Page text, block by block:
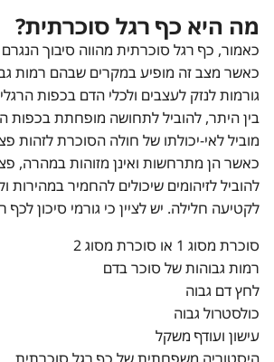
מה היא כף רגל סוכרתית?
כאמור, כף רגל סוכרתית מהווה סיבוך
כאשר מצב זה מופיע במקרים שבהם רמות
גורמות לנזק לעצבים ולכלי הדם בכפות
בין היתר, להוביל לתחושה מופחתת בכפות
מוביל לאי-יכולתו של חולה הסוכרת לזהות
כאשר הן מתרחשות ואינן מזוהות במהרה,
להוביל לזיהומים שיכולים להחמיר במהירות
לקטיעה חלילה. יש לציין כי גורמי סיכון לכף
סוכרת מסוג 1 או סוכרת מסוג 2
רמות גבוהות של סוכר בדם
לחץ דם גבוה
כולסטרול גבוה
עישון ועודף משקל